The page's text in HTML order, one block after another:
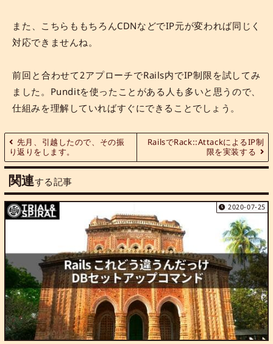
また、こちらももちろんCDNなどでIP元が変われば同じく
対応できませんね。
前回と合わせて2アプローチでRails内でIP制限を試してみ
ました。Punditを使ったことがある人も多いと思うので、
仕組みを理解していればすぐにできることでしょう。
先月、引越したので、その振
り返りをします。
RailsでRack::AttackによるIP制
限を実装する
関連する記事
2020-07-25